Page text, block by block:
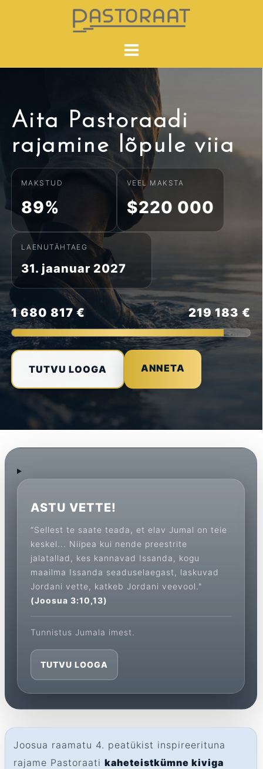
Aita Pastoraadi
rajamine lõpule viia
MAKSTUD
89%
VEEL MAKSTA
$220 000
LAENUTÄHTAEG
31. jaanuar 2027
1 680 817 € 219 183 €
TUTVU LOOGA ANNETA
ASTU VETTE!
“Sellest te saate teada, et elav Jumal on teie
keskel... Niipea kui nende preestrite
jalatallad, kes kannavad Issanda, kogu
maailma Issanda seaduselaegast, laskuvad
Jordani vette, katkeb Jordani veevool."
(Joosua 3:10,13)
Tunnistus Jumala imest.
TUTVU LOOGA
Joosua raamatu 4. peatükist inspireerituna
rajame Pastoraati kaheteistkümne kiviga